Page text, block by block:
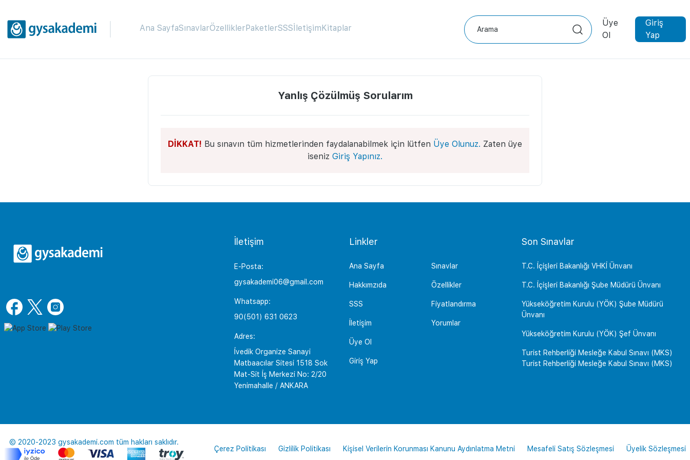
Ana SayfaSınavlarÖzelliklerPaketlerSSSİletişimKitaplar
Üye
Ol
Giriş
Yap
Yanlış Çözülmüş Sorularım
DİKKAT! Bu sınavın tüm hizmetlerinden faydalanabilmek için lütfen Üye Olunuz. Zaten üye
iseniz Giriş Yapınız.
İletişim
E-Posta:
gysakademi06@gmail.com
Whatsapp:
90(501) 631 0623
Adres:
İvedik Organize Sanayi
Matbaacılar Sitesi 1518 Sok
Mat-Sit İş Merkezi No: 2/20
Yenimahalle / ANKARA
Linkler
Ana Sayfa
Hakkımzıda
SSS
İletişim
Üye Ol
Giriş Yap
Sınavlar
Özellikler
Fiyatlandırma
Yorumlar
Son Sınavlar
T.C. İçişleri Bakanlığı VHKİ Ünvanı
T.C. İçişleri Bakanlığı Şube Müdürü Ünvanı
Yükseköğretim Kurulu (YÖK) Şube Müdürü
Ünvanı
Yükseköğretim Kurulu (YÖK) Şef Ünvanı
Turist Rehberliği Mesleğe Kabul Sınavı (MKS)
Turist Rehberliği Mesleğe Kabul Sınavı (MKS)
© 2020-2023 gysakademi.com tüm hakları saklıdır.
Çerez Politikası
Gizlilik Politikası Kişisel Verilerin Korunması Kanunu Aydınlatma Metni Mesafeli Satış Sözleşmesi Üyelik Sözleşmesi